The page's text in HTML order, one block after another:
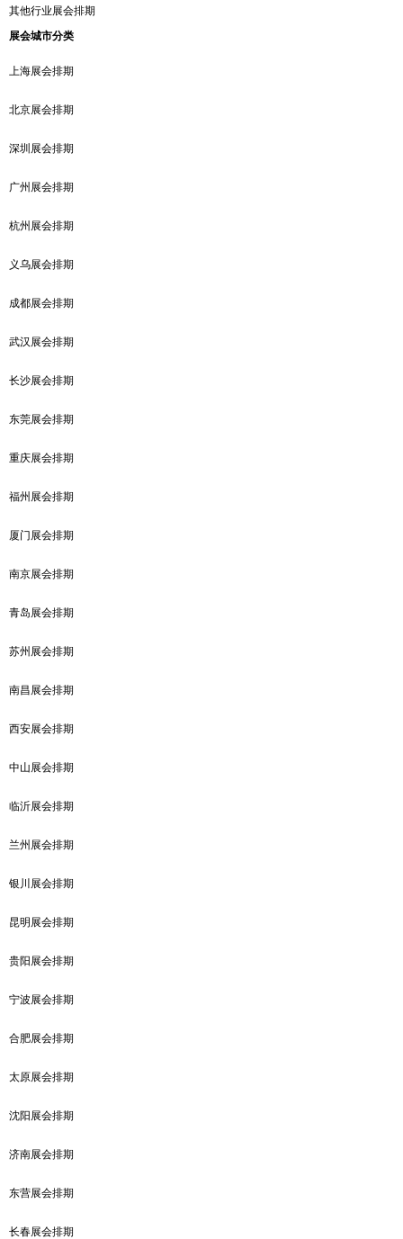
其他行业展会排期
展会城市分类
上海展会排期
北京展会排期
深圳展会排期
广州展会排期
杭州展会排期
义乌展会排期
成都展会排期
武汉展会排期
长沙展会排期
东莞展会排期
重庆展会排期
福州展会排期
厦门展会排期
南京展会排期
青岛展会排期
苏州展会排期
南昌展会排期
西安展会排期
中山展会排期
临沂展会排期
兰州展会排期
银川展会排期
昆明展会排期
贵阳展会排期
宁波展会排期
合肥展会排期
太原展会排期
沈阳展会排期
济南展会排期
东营展会排期
长春展会排期